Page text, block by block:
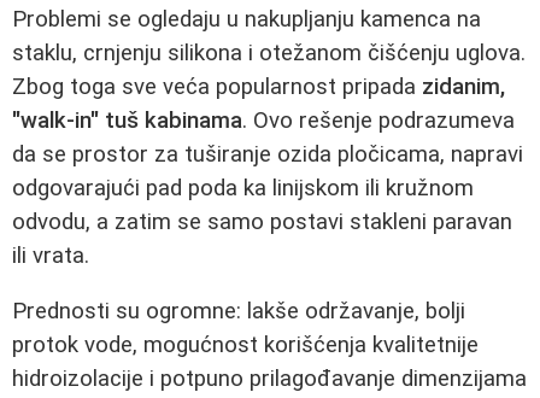
Problemi se ogledaju u nakupljanju kamenca na
staklu, crnjenju silikona i otežanom čišćenju uglova.
Zbog toga sve veća popularnost pripada zidanim,
"walk-in" tuš kabinama. Ovo rešenje podrazumeva
da se prostor za tuširanje ozida pločicama, napravi
odgovarajući pad poda ka linijskom ili kružnom
odvodu, a zatim se samo postavi stakleni paravan
ili vrata.
Prednosti su ogromne: lakše održavanje, bolji
protok vode, mogućnost korišćenja kvalitetnije
hidroizolacije i potpuno prilagođavanje dimenzijama